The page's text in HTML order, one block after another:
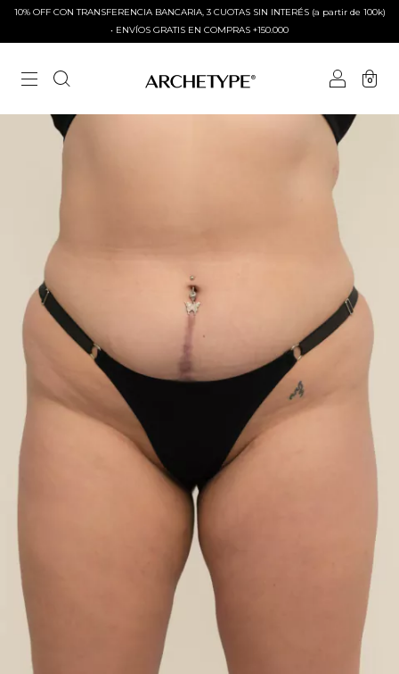
10% OFF CON TRANSFERENCIA BANCARIA, 3 CUOTAS SIN INTERÉS (a partir de 100k)
• ENVÍOS GRATIS EN COMPRAS +150.000
0